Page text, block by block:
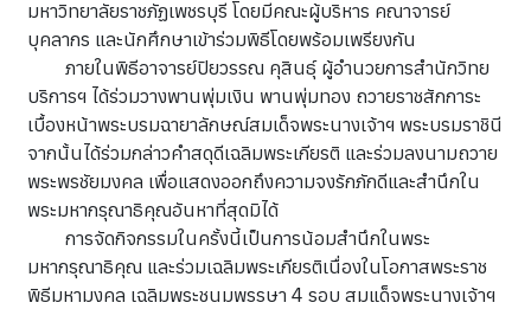
มหาวิทยาลัยราชภัฏเพชรบุรี โดยมีคณะผู้บริหาร คณาจารย์
บุคลากร และนักศึกษาเข้าร่วมพิธีโดยพร้อมเพรียงกัน
ภายในพิธีอาจารย์ปิยวรรณ คุสินธุ์ ผู้อำนวยการสำนักวิทย
บริการฯ ได้ร่วมวางพานพุ่มเงิน พานพุ่มทอง ถวายราชสักการะ
เบื้องหน้าพระบรมฉายาลักษณ์สมเด็จพระนางเจ้าฯ พระบรมราชินี
จากนั้นได้ร่วมกล่าวคำสดุดีเฉลิมพระเกียรติ และร่วมลงนามถวาย
พระพรชัยมงคล เพื่อแสดงออกถึงความจงรักภักดีและสำนึกใน
พระมหากรุณาธิคุณอันหาที่สุดมิได้
การจัดกิจกรรมในครั้งนี้เป็นการน้อมสำนึกในพระ
มหากรุณาธิคุณ และร่วมเฉลิมพระเกียรติเนื่องในโอกาสพระราช
พิธีมหามงคล เฉลิมพระชนมพรรษา 4 รอบ สมแด็จพระนางเจ้าฯ